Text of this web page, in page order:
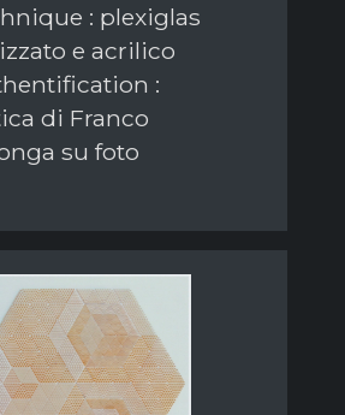
: plexiglas
e acrilico
:
di Franco
su foto